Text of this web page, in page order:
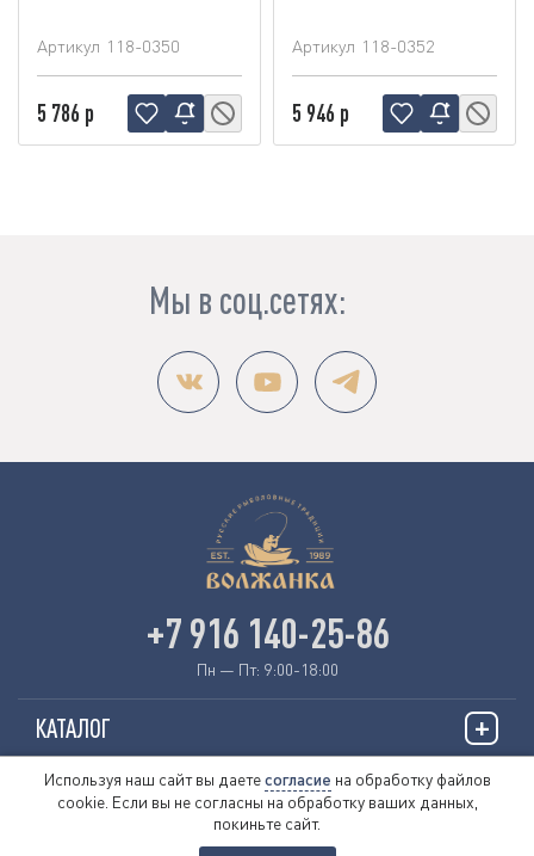
Артикул 118-0350
5 786 р
Артикул 118-0352
5 946 р
Мы в соц.сетях:
КАТАЛОГ
ИНФОРМАЦИЯ
+7 916 140-25-86
Пн — Пт: 9:00-18:00
Используя наш сайт вы даетесогласие на обработку файлов
cookie. Если вы не согласны на обработку ваших данных,
покиньте сайт.